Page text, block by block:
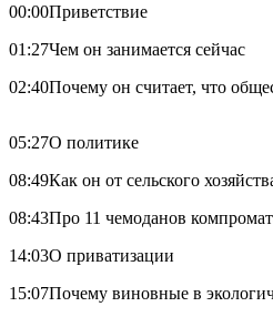
00:00​Приветствие
01:27​Чем он занимается сейчас
02:40​Почему он считает, что
05:27​О политике
08:49​Как он от сельского
08:43​Про 11 чемоданов
14:03​О приватизации
15:07​Почему виновные в